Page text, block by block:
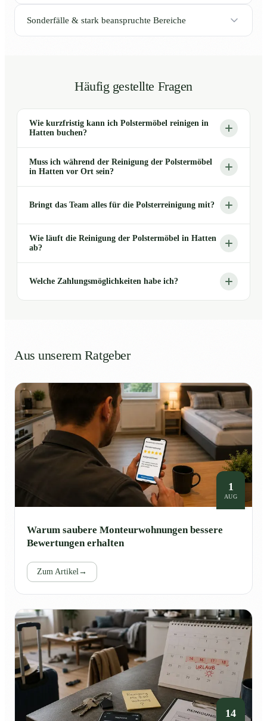
Sonderfälle & stark beanspruchte Bereiche
Häufig gestellte Fragen
Wie kurzfristig kann ich Polstermöbel reinigen in
Hatten buchen?
Muss ich während der Reinigung der Polstermöbel
in Hatten vor Ort sein?
Bringt das Team alles für die Polsterreinigung mit?
Wie läuft die Reinigung der Polstermöbel in Hatten
ab?
Welche Zahlungsmöglichkeiten habe ich?
Aus unserem Ratgeber
1
AUG
Warum saubere Monteurwohnungen bessere
Bewertungen erhalten
Zum Artikel→
14